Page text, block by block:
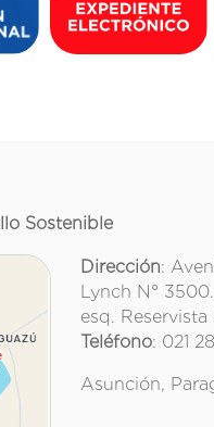
Sostenible
Dirección:
Lynch N° 3500.
esq.
Teléfono: 021
Asunción,